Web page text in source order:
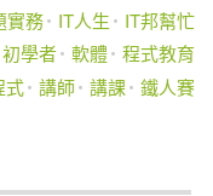
實務 IT人生
IT邦幫忙
初學者 軟體 程式教育
式 講師 講課 鐵人賽